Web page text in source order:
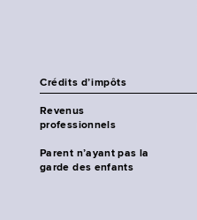
Crédits d’impôts
Revenus
professionnels
Parent n’ayant pas la
garde des enfants